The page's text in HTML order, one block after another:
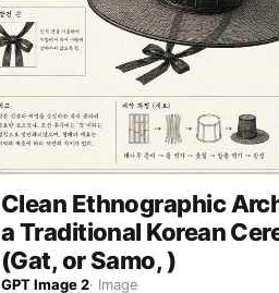
り抜くのではなく、 「ここが好き」と思わ
ある見せ方にしてください。 画面内には短
入れてもよいですが、 長文説明ではなく、
なデザインにしてください。 例：
“gesture” “best angle” “favorite
point” “soft expression” “tiny habit”
すぎず、あくまでデザイン要素として扱っ
る資料ではなく、見た瞬間に「この子、可愛
アルにしてください。 デザイン全体は、可
ャラクター愛の解剖図、ファッション誌の
トブックの特集ページを合わせたような雰
ルで清潔感があり、キャラクターの色に合
ョン、紙面風の余白、細い罫線、半透明のパ
囲み、矢印、ハート、小さな装飾を使って
Clean Ethnographic
a Traditional Korean
(Gat, or Samo, )
GPT Image 2· Image